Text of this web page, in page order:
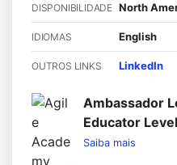
DISPONIBILIDADE North
IDIOMAS English
OUTROS LINKS LinkedIn
Ambassador
Educator
Saiba mais